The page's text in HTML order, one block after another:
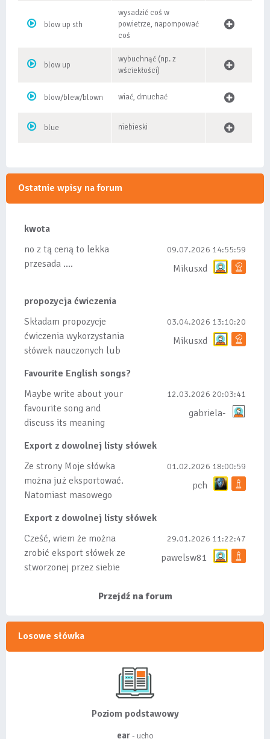
blow up sth
wysadzić coś w
powietrze, napompować
coś
blow up
wybuchnąć (np. z
wściekłości)
blow/blew/blown wiać, dmuchać
blue niebieski
Ostatnie wpisy na forum
kwota
no z tą ceną to lekka
przesada ....
09.07.2026 14:55:59
Mikusxd
propozycja ćwiczenia
Składam propozycje
ćwiczenia wykorzystania
słówek nauczonych lub
tez ze wszys...
03.04.2026 13:10:20
Mikusxd
Favourite English songs?
Maybe write about your
favourite song and
discuss its meaning
12.03.2026 20:03:41
gabriela-
Export z dowolnej listy słówek
Ze strony Moje słówka
można już eksportować.
Natomiast masowego
bo wiąże się...
01.02.2026 18:00:59
pch
Export z dowolnej listy słówek
Cześć, wiem że można
zrobić eksport słówek ze
stworzonej przez siebie
29.01.2026 11:22:47
pawelsw81
Przejdź na forum
Losowe słówka
Poziom podstawowy
ear- ucho